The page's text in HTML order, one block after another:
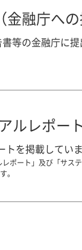
融庁への
等の金融庁に
ルレポー
を掲載していま
ポート」及び「サス
。